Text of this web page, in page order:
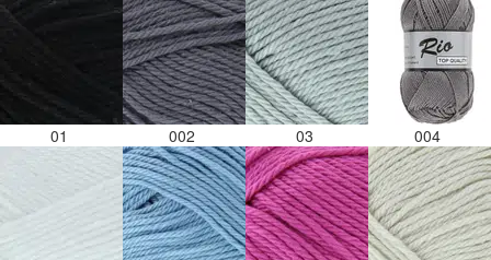
01 002 03 004